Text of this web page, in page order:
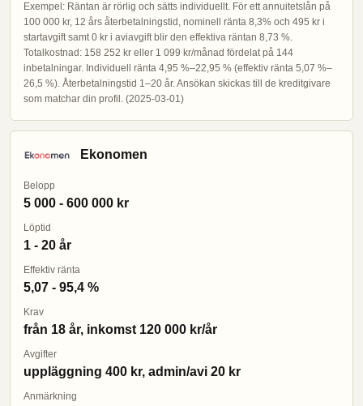
Exempel: Räntan är rörlig och sätts individuellt. För ett annuitetslån på
100 000 kr, 12 års återbetalningstid, nominell ränta 8,3% och 495 kr i
startavgift samt 0 kr i aviavgift blir den effektiva räntan 8,73 %.
Totalkostnad: 158 252 kr eller 1 099 kr/månad fördelat på 144
inbetalningar. Individuell ränta 4,95 %–22,95 % (effektiv ränta 5,07 %–
26,5 %). Återbetalningstid 1–20 år. Ansökan skickas till de kreditgivare
som matchar din profil. (2025-03-01)
Ekonomen
Belopp
5 000 - 600 000 kr
Löptid
1 - 20 år
Effektiv ränta
5,07 - 95,4 %
Krav
från 18 år, inkomst 120 000 kr/år
Avgifter
uppläggning 400 kr, admin/avi 20 kr
Anmärkning